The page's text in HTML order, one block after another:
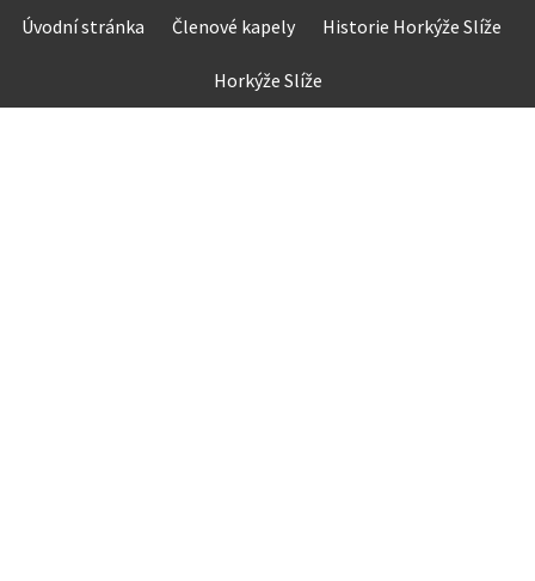
Skip
Úvodní stránka Členové kapely Historie Horkýže Slíže
Horkýže Slíže